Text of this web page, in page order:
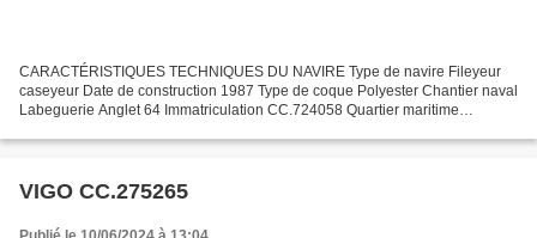
CARACTÉRISTIQUES TECHNIQUES DU NAVIRE Type de navire Fileyeur
caseyeur Date de construction 1987 Type de coque Polyester Chantier naval
Labeguerie Anglet 64 Immatriculation CC.724058 Quartier maritime
VIGO CC.275265